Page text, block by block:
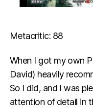
Metacritic: 88
When I got my own
David) heavily
So I did, and I was
attention of detail in